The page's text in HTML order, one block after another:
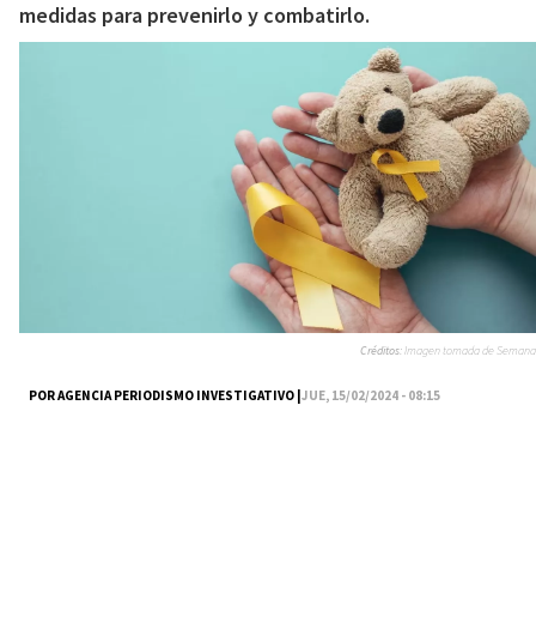
medidas para prevenirlo y combatirlo.
POR AGENCIA PERIODISMO INVESTIGATIVO |JUE, 15/02/2024 - 08:15
Créditos:Imagen tomada de Semana